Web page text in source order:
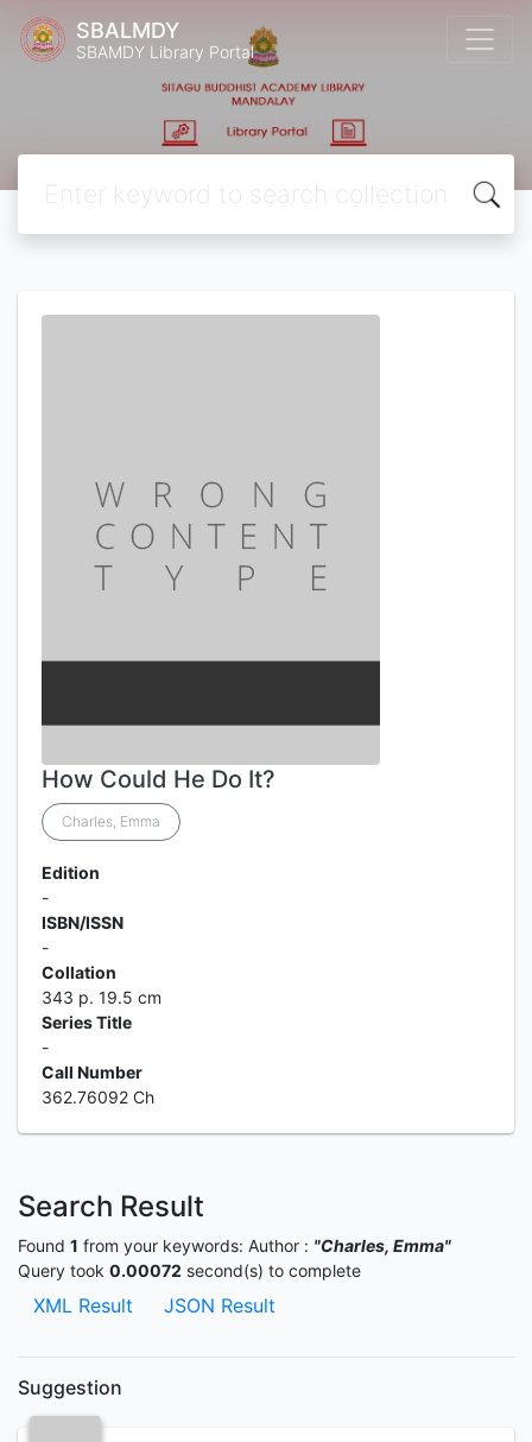
SBALMDY
SBAMDY Library Portal
How Could He Do It?
Charles, Emma
Edition
-
ISBN/ISSN
-
Collation
343 p. 19.5 cm
Series Title
-
Call Number
362.76092 Ch
Search Result
Found 1 from your keywords: Author : "Charles, Emma"
Query took 0.00072 second(s) to complete
XML Result JSON Result
Suggestion